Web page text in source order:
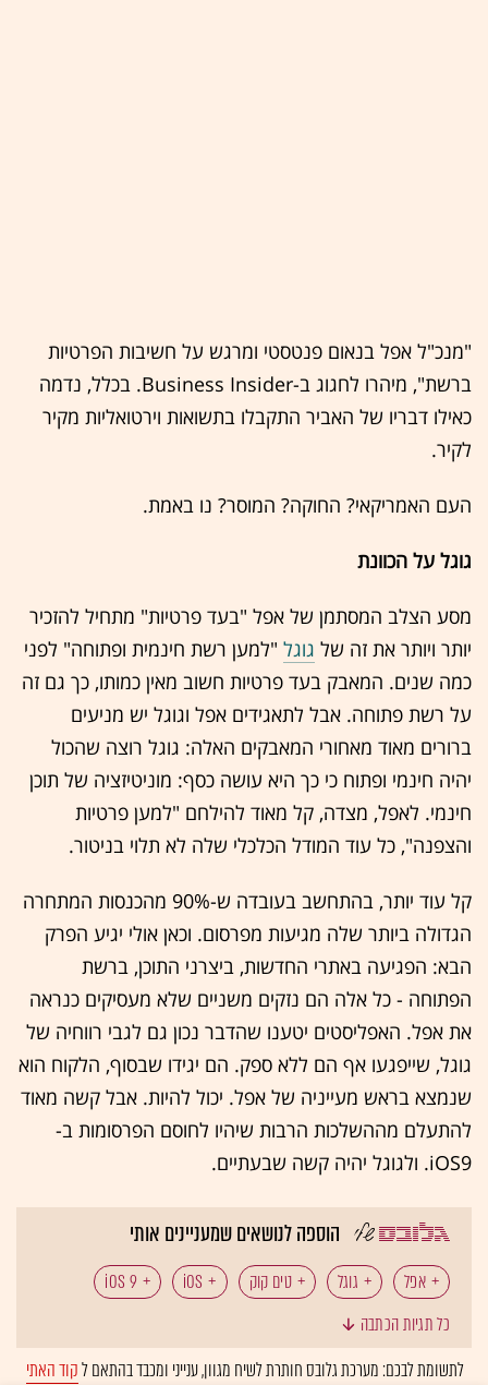
"מנכ"ל אפל בנאום פנטסטי ומרגש על חשיבות הפרטיות
ברשת", מיהרו לחגוג ב-Business Insider. בכלל, נדמה
כאילו דבריו של האביר התקבלו בתשואות וירטואליות מקיר
לקיר.
העם האמריקאי? החוקה? המוסר? נו באמת.
גוגל על הכוונת
מסע הצלב המסתמן של אפל "בעד פרטיות" מתחיל להזכיר
יותר ויותר את זה של גוגל "למען רשת חינמית ופתוחה" לפני
כמה שנים. המאבק בעד פרטיות חשוב מאין כמותו, כך גם זה
על רשת פתוחה. אבל לתאגידים אפל וגוגל יש מניעים
ברורים מאוד מאחורי המאבקים האלה: גוגל רוצה שהכול
יהיה חינמי ופתוח כי כך היא עושה כסף: מוניטיזציה של תוכן
חינמי. לאפל, מצדה, קל מאוד להילחם "למען פרטיות
והצפנה", כל עוד המודל הכלכלי שלה לא תלוי בניטור.
קל עוד יותר, בהתחשב בעובדה ש-90% מהכנסות המתחרה
הגדולה ביותר שלה מגיעות מפרסום. וכאן אולי יגיע הפרק
הבא: הפגיעה באתרי החדשות, ביצרני התוכן, ברשת
הפתוחה - כל אלה הם נזקים משניים שלא מעסיקים כנראה
את אפל. האפליסטים יטענו שהדבר נכון גם לגבי רווחיה של
גוגל, שייפגעו אף הם ללא ספק. הם יגידו שבסוף, הלקוח הוא
שנמצא בראש מעייניה של אפל. יכול להיות. אבל קשה מאוד
להתעלם מההשלכות הרבות שיהיו לחוסם הפרסומות ב-
iOS9. ולגוגל יהיה קשה שבעתיים.
הוספה לנושאים שמעניינים אותי
אפל גוגל טים קוק iOS
iOS 9
כל תגיות הכתבה
לתשומת לבכם: מערכת גלובס חותרת לשיח מגוון, ענייני ומכבד בהתאם לקוד האתי